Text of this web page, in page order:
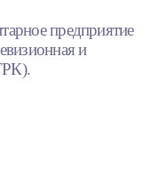
предприятие
и